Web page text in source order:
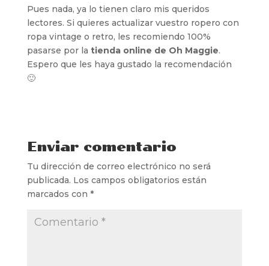
Pues nada, ya lo tienen claro mis queridos
lectores. Si quieres actualizar vuestro ropero con
ropa vintage o retro, les recomiendo 100%
pasarse por la tienda online de Oh Maggie.
Espero que les haya gustado la recomendación
🙂
Enviar comentario
Tu dirección de correo electrónico no será
publicada. Los campos obligatorios están
marcados con *